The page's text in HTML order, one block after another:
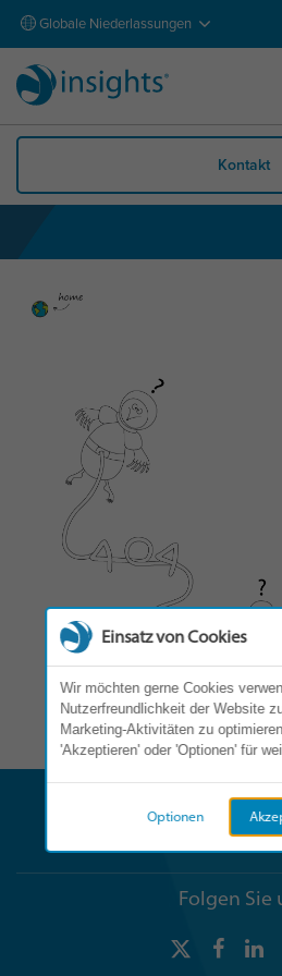
Globale Niederlassungen
Kontakt
Folgen Sie
Einsatz von Cookies
Wir möchten gerne Cookies
Nutzerfreundlichkeit der Website
Marketing-Aktivitäten zu
'Akzeptieren' oder 'Optionen' für
Optionen